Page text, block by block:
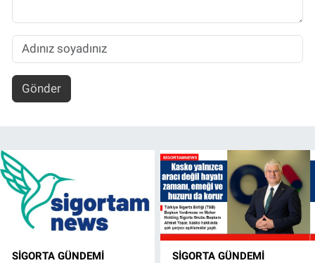
Gönder
SIGORTA GÜNDEMI SIGORTA GÜNDEMI